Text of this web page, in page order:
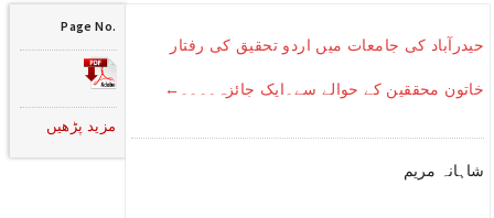
حیدرآباد کی جامعات میں اردو تحقیق کی رفتار
خاتون محققین کے حوالے سے۔ایک جائزہ۔۔۔۔←
شاہانہ مریم
Page No.
مزید پڑھیں